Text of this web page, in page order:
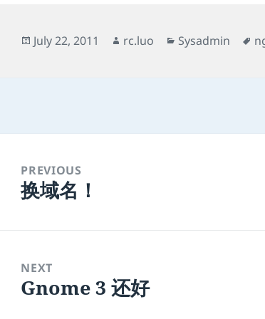
Posted
July 22, 2011 Author
rc.luo Categories
Sysadmin
PREVIOUS
Previous
换域名！
NEXT
Next
Gnome 3 还好